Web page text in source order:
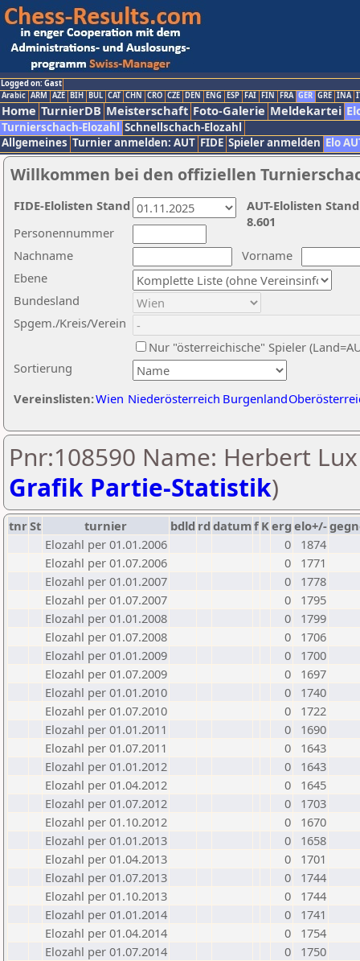
Logged on: Gast
Arabic ARM AZE BIH BUL CAT CHN CRO CZE DEN ENG ESP FAI FIN FRA GER GRE INA
Home TurnierDB Meisterschaft Foto-Galerie Meldekartei
Turnierschach-Elozahl Schnellschach-Elozahl
Allgemeines Turnier anmelden: AUT FIDE Spieler anmelden Elo
Willkommen bei den offiziellen
Nachname
Vorname
Ebene
Sortierung
Personennummer
Bundesland
Spgem./Kreis/Verein
Nur "österreichische" Spieler
Vereinslisten:Wien Niederösterreich Burgenland
AUT-Elolisten
8.601
FIDE-Elolisten Stand
Pnr:108590 Name: Herbert
Grafik Partie-Statistik)
tnrSt turnier bdld rd datumf Kerg elo+/-
Elozahl per 01.01.2006
0
1874
Elozahl per 01.07.2006
0
1771
Elozahl per 01.01.2007
0
1778
Elozahl per 01.07.2007
0
1795
Elozahl per 01.01.2008
0
1799
Elozahl per 01.07.2008
0
1706
Elozahl per 01.01.2009
0
1700
Elozahl per 01.07.2009
0
1697
Elozahl per 01.01.2010
0
1740
Elozahl per 01.07.2010
0
1722
Elozahl per 01.01.2011
0
1690
Elozahl per 01.07.2011
0
1643
Elozahl per 01.01.2012
0
1643
Elozahl per 01.04.2012
0
1645
Elozahl per 01.07.2012
0
1703
Elozahl per 01.10.2012
0
1670
Elozahl per 01.01.2013
0
1658
Elozahl per 01.04.2013
0
1701
Elozahl per 01.07.2013
0
1744
Elozahl per 01.10.2013
0
1744
Elozahl per 01.01.2014
0
1741
Elozahl per 01.04.2014
0
1754
Elozahl per 01.07.2014
0
1750